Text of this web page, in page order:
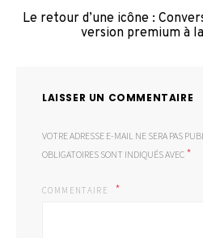
Le retour d’une icône :
version premium à
LAISSER UN COMMENTAIRE
VOTRE ADRESSE E-MAIL NE SERA PAS
OBLIGATOIRES SONT INDIQUÉS AVEC *
COMMENTAIRE